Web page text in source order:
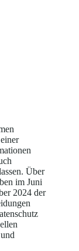
Über
im Juni
2024 der